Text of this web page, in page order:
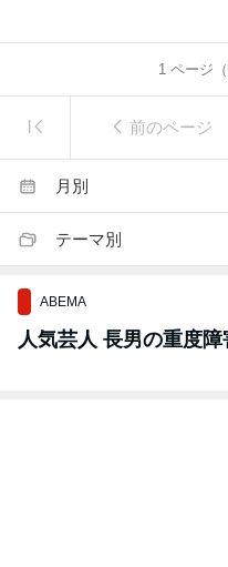
1 ページ
前のページ
月別
テーマ別
ABEMA
人気芸人 長男の重度障